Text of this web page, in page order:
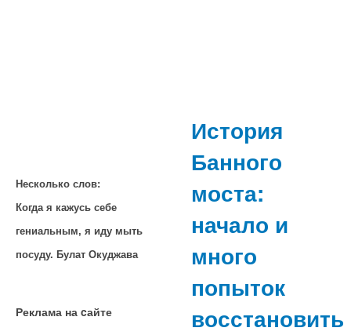
Несколько слов:
Когда я кажусь себе
гениальным, я иду мыть
посуду. Булат Окуджава
Реклама на cайте
История
Банного
моста:
начало и
много
попыток
восстановить